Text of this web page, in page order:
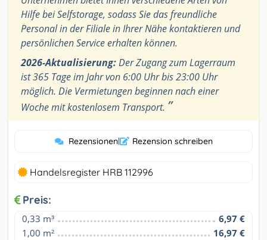
Hilfe bei Selfstorage, sodass Sie das freundliche
Personal in der Filiale in Ihrer Nähe kontaktieren und
persönlichen Service erhalten können.
2026-Aktualisierung:Der Zugang zum Lagerraum
ist 365 Tage im Jahr von 6:00 Uhr bis 23:00 Uhr
möglich. Die Vermietungen beginnen nach einer
Woche mit kostenlosem Transport. ”
Rezensionen| Rezension schreiben
Handelsregister HRB 112996
Preis:
0,33 m³
6,97 €
1,00 m²
16,97 €